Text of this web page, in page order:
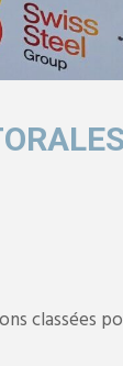
classées